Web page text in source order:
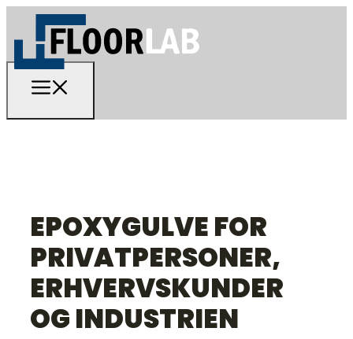
EPOXYGULVE FOR
PRIVATPERSONER,
ERHVERVSKUNDER
OG INDUSTRIEN